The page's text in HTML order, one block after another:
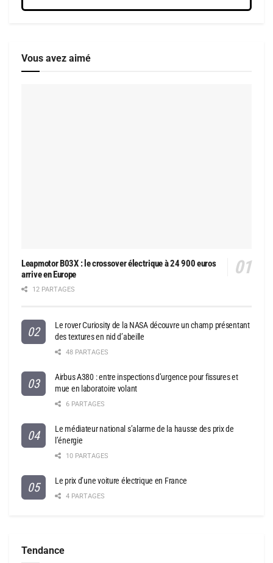
Vous avez aimé
Leapmotor B03X : le crossover électrique à 24 900 euros
arrive en Europe
12 PARTAGES
Le rover Curiosity de la NASA découvre un champ présentant
des textures en nid d’abeille
48 PARTAGES
Airbus A380 : entre inspections d’urgence pour fissures et
mue en laboratoire volant
6 PARTAGES
Le médiateur national s’alarme de la hausse des prix de
l’énergie
10 PARTAGES
Le prix d’une voiture électrique en France
4 PARTAGES
Tendance